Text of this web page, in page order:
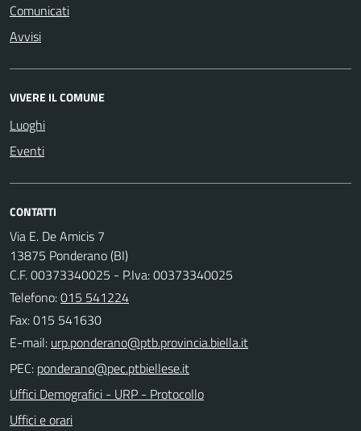
Comunicati
Avvisi
VIVERE IL COMUNE
Luoghi
Eventi
CONTATTI
Via E. De Amicis 7
13875 Ponderano (BI)
C.F. 00373340025 - P.Iva: 00373340025
Telefono:015 541224
Fax: 015 541630
E-mail:
PEC:
Uffici Demografici - URP - Protocollo
Uffici e orari